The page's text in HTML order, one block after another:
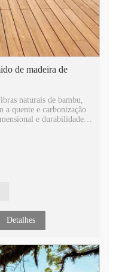
de madeira de
naturais de bambu,
a quente e carbonização
e durabilidade a
para fácil instalação, o
mm a
o piso de bambu é
varandas, parques,
Detalhes